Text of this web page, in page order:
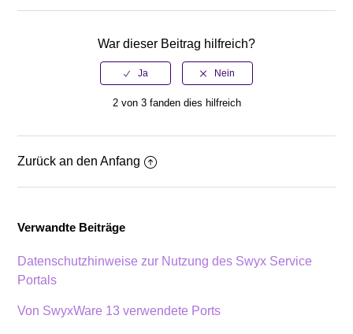
War dieser Beitrag hilfreich?
2 von 3 fanden dies hilfreich
Zurück an den Anfang
Verwandte Beiträge
Datenschutzhinweise zur Nutzung des Swyx Service
Portals
Von SwyxWare 13 verwendete Ports